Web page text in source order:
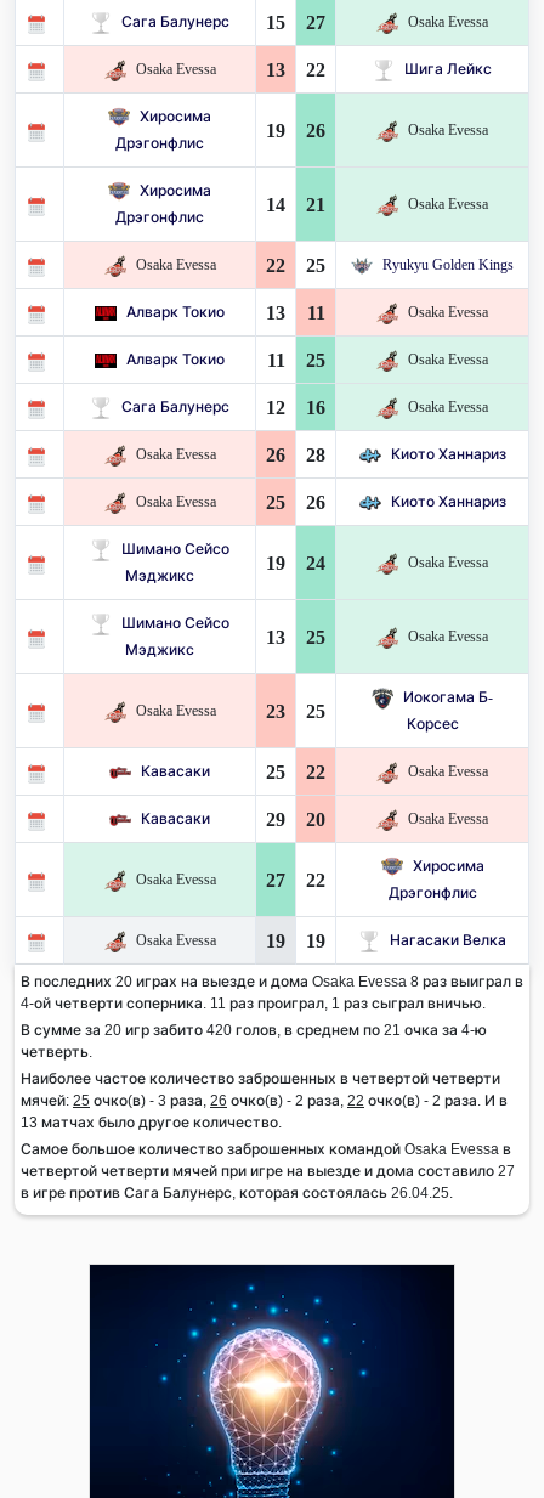
Сага Балунерс 15 27 Osaka Evessa
Osaka Evessa 13 22 Шига Лейкс
Хиросима
Дрэгонфлис
19 26 Osaka Evessa
Хиросима
Дрэгонфлис
14 21 Osaka Evessa
Osaka Evessa 22 25 Ryukyu Golden Kings
Алварк Токио 13 11 Osaka Evessa
Алварк Токио 11 25 Osaka Evessa
Сага Балунерс 12 16 Osaka Evessa
Osaka Evessa 26 28 Киото Ханнариз
Osaka Evessa 25 26 Киото Ханнариз
Шимано Сейсо
Мэджикс
19 24 Osaka Evessa
Шимано Сейсо
Мэджикс
13 25 Osaka Evessa
Osaka Evessa 23 25
Иокогама Б-
Корсес
Кавасаки 25 22 Osaka Evessa
Кавасаки 29 20 Osaka Evessa
Osaka Evessa 27 22
Хиросима
Дрэгонфлис
Osaka Evessa 19 19 Нагасаки Велка
В последних 20 играх на выезде и дома Osaka Evessa 8 раз выиграл в
4-ой четверти соперника. 11 раз проиграл, 1 раз сыграл вничью.
В сумме за 20 игр забито 420 голов, в среднем по 21 очка за 4-ю
четверть.
Наиболее частое количество заброшенных в четвертой четверти
мячей: 25 очко(в) - 3 раза, 26 очко(в) - 2 раза, 22 очко(в) - 2 раза. И в
13 матчах было другое количество.
Самое большое количество заброшенных командой Osaka Evessa в
четвертой четверти мячей при игре на выезде и дома составило 27
в игре против Сага Балунерс, которая состоялась 26.04.25.